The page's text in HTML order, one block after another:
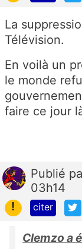
La
Télévision.
En voilà un
le monde
faire ce jour
Publié
03h14
!
citer
Clemzo a